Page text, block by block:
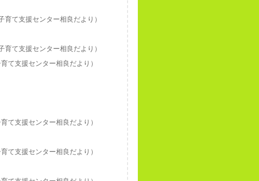
育て支援センター相良だより）
育て支援センター相良だより）
て支援センター相良だより）
て支援センター相良だより）
て支援センター相良だより）